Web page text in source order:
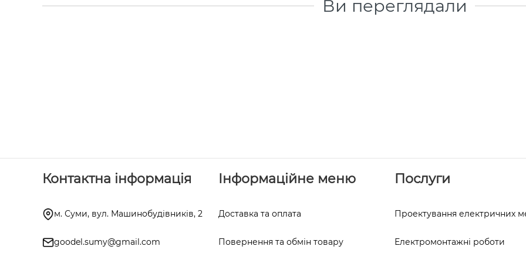
Ви переглядали
Контактна інформація
м. Суми, вул. Машинобудівників, 2
goodel.sumy@gmail.com
Інформаційне меню
Доставка та оплата
Повернення та обмін товару
Послуги
Проектування електричних
Електромонтажні роботи